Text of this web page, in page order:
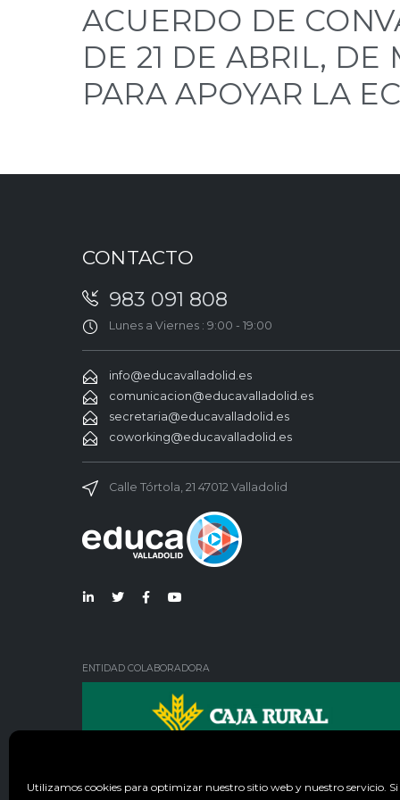
Utilizamos cookies para optimizar nuestro sitio web y nuestro servicio.
ACUERDO DE
DE 21 DE ABRIL, DE
PARA APOYAR LA
CONTACTO
983 091 808
Lunes a Viernes : 9:00 - 19:00
info@educavalladolid.es
comunicacion@educavalladolid.es
secretaria@educavalladolid.es
coworking@educavalladolid.es
Calle Tórtola, 21 47012 Valladolid
ENTIDAD COLABORADORA